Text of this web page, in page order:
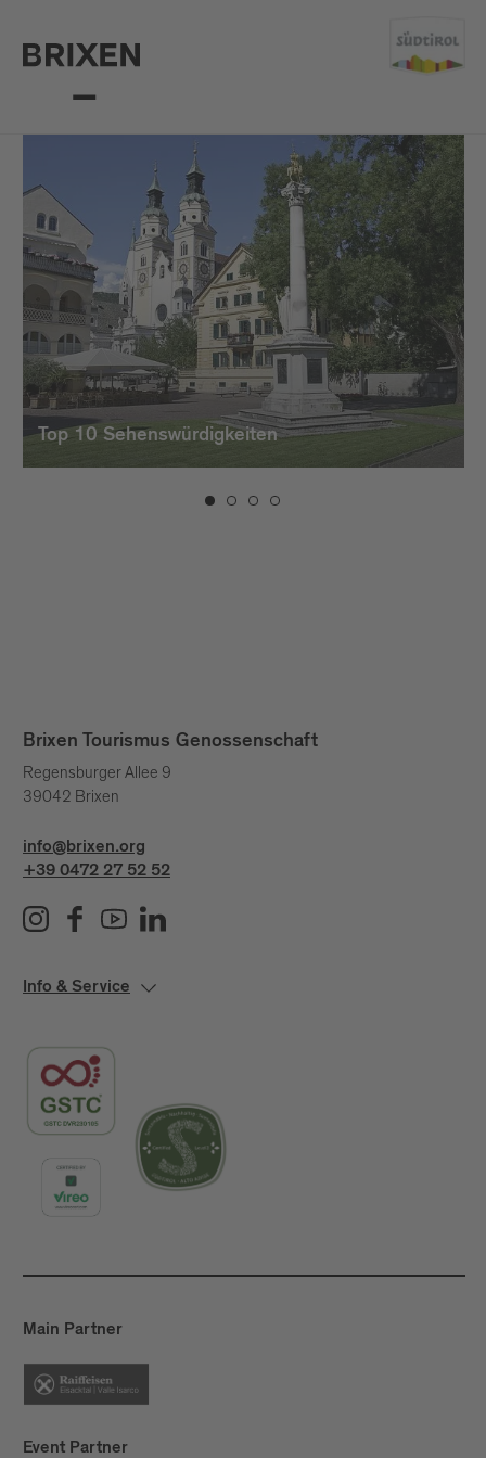
Top 10 Sehenswürdigkeiten
Brixen Tourismus Genossenschaft
Regensburger Allee 9
39042 Brixen
info@brixen.org
+39 0472 27 52 52
Info & Service
Main Partner
Event Partner